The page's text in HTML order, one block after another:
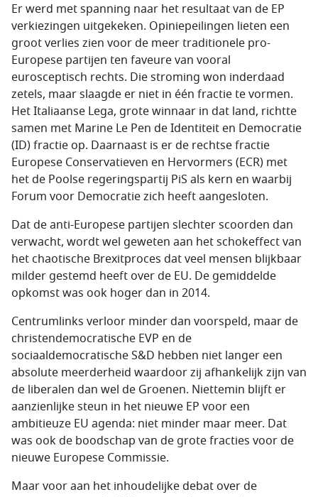
Er werd met spanning naar het resultaat van de EP
verkiezingen uitgekeken. Opiniepeilingen lieten een
groot verlies zien voor de meer traditionele pro-
Europese partijen ten faveure van vooral
eurosceptisch rechts. Die stroming won inderdaad
zetels, maar slaagde er niet in één fractie te vormen.
Het Italiaanse Lega, grote winnaar in dat land, richtte
samen met Marine Le Pen de Identiteit en Democratie
(ID) fractie op. Daarnaast is er de rechtse fractie
Europese Conservatieven en Hervormers (ECR) met
het de Poolse regeringspartij PiS als kern en waarbij
Forum voor Democratie zich heeft aangesloten.
Dat de anti-Europese partijen slechter scoorden dan
verwacht, wordt wel geweten aan het schokeffect van
het chaotische Brexitproces dat veel mensen blijkbaar
milder gestemd heeft over de EU. De gemiddelde
opkomst was ook hoger dan in 2014.
Centrumlinks verloor minder dan voorspeld, maar de
christendemocratische EVP en de
sociaaldemocratische S&D hebben niet langer een
absolute meerderheid waardoor zij afhankelijk zijn van
de liberalen dan wel de Groenen. Niettemin blijft er
aanzienlijke steun in het nieuwe EP voor een
ambitieuze EU agenda: niet minder maar meer. Dat
was ook de boodschap van de grote fracties voor de
nieuwe Europese Commissie.
Maar voor aan het inhoudelijke debat over de